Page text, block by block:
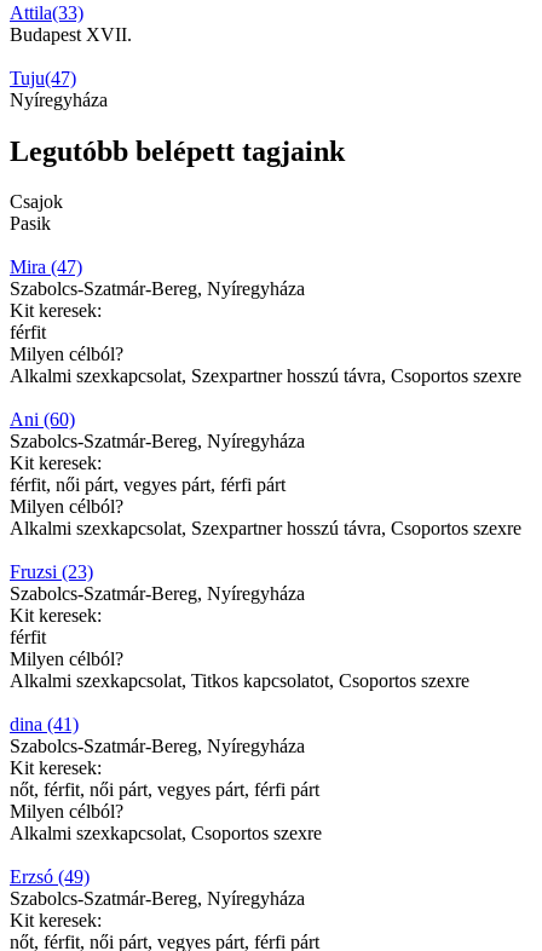
Attila(33)
Budapest XVII.
Tuju(47)
Nyíregyháza
Legutóbb belépett tagjaink
Csajok
Pasik
Mira (47)
Szabolcs-Szatmár-Bereg, Nyíregyháza
Kit keresek:
férfit
Milyen célból?
Alkalmi szexkapcsolat, Szexpartner hosszú távra, Csoportos szexre
Ani (60)
Szabolcs-Szatmár-Bereg, Nyíregyháza
Kit keresek:
férfit, női párt, vegyes párt, férfi párt
Milyen célból?
Alkalmi szexkapcsolat, Szexpartner hosszú távra, Csoportos szexre
Fruzsi (23)
Szabolcs-Szatmár-Bereg, Nyíregyháza
Kit keresek:
férfit
Milyen célból?
Alkalmi szexkapcsolat, Titkos kapcsolatot, Csoportos szexre
dina (41)
Szabolcs-Szatmár-Bereg, Nyíregyháza
Kit keresek:
nőt, férfit, női párt, vegyes párt, férfi párt
Milyen célból?
Alkalmi szexkapcsolat, Csoportos szexre
Erzsó (49)
Szabolcs-Szatmár-Bereg, Nyíregyháza
Kit keresek:
nőt, férfit, női párt, vegyes párt, férfi párt